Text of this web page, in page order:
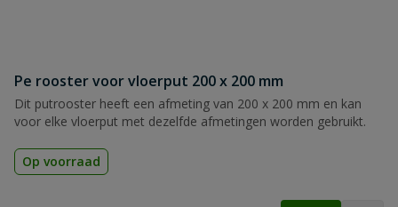
Beoordeling versturen
Pe rooster voor vloerput 200 x 200 mm
Dit putrooster heeft een afmeting van 200 x 200 mm en kan
voor elke vloerput met dezelfde afmetingen worden gebruikt.
Op voorraad